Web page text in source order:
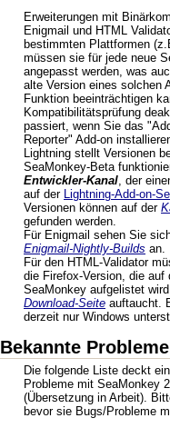
Erweiterungen mit
Enigmail und HTML
bestimmten Plattformen
müssen sie für jede neue
angepasst werden, was
alte Version eines solchen
Funktion beeinträchtigen
Kompatibilitätsprüfung
passiert, wenn Sie das
Reporter" Add-on
Lightning stellt Versionen
SeaMonkey-Beta
Entwickler-Kanal, der
auf der Lightning-Add-on-
Versionen können auf der
gefunden werden.
Für Enigmail sehen Sie
Enigmail-Nightly-Builds an.
Für den HTML-Validator
die Firefox-Version, die
SeaMonkey aufgelistet
Download-Seite auftaucht.
derzeit nur Windows
Bekannte Probleme
Die folgende Liste deckt
Probleme mit SeaMonkey
(Übersetzung in Arbeit).
bevor sie Bugs/Probleme